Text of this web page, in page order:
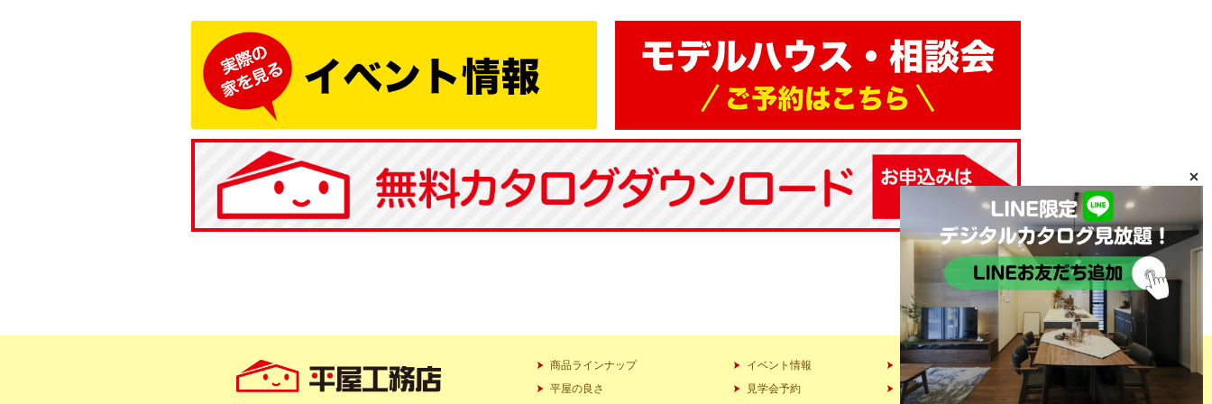
商品ラインナップ
平屋の良さ
イベント情報
見学会予約
会社情報
スタッフ紹介